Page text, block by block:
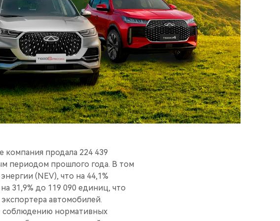
компания продала 224 439
периодом прошлого года. В том
(NEV), что на 44,1%
31,9% до 119 090 единиц, что
автомобилей.
соблюдению нормативных